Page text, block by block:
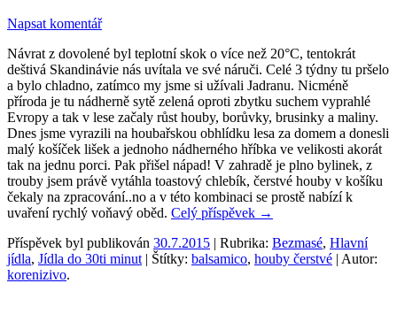
Napsat komentář
Návrat z dovolené byl teplotní skok o více než 20°C, tentokrát
deštivá Skandinávie nás uvítala ve své náruči. Celé 3 týdny tu pršelo
a bylo chladno, zatímco my jsme si užívali Jadranu. Nicméně
příroda je tu nádherně sytě zelená oproti zbytku suchem vyprahlé
Evropy a tak v lese začaly růst houby, borůvky, brusinky a maliny.
Dnes jsme vyrazili na houbařskou obhlídku lesa za domem a donesli
malý košíček lišek a jednoho nádherného hříbka ve velikosti akorát
tak na jednu porci. Pak přišel nápad! V zahradě je plno bylinek, z
trouby jsem právě vytáhla toastový chlebík, čerstvé houby v košíku
čekaly na zpracování..no a v této kombinaci se prostě nabízí k
uvaření rychlý voňavý oběd. Celý příspěvek →
Příspěvek byl publikován 30.7.2015 | Rubrika: Bezmasé, Hlavní
jídla, Jídla do 30ti minut | Štítky: balsamico, houby čerstvé | Autor:
korenizivo.